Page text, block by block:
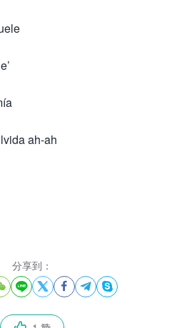
ah-ah
分享到：
    